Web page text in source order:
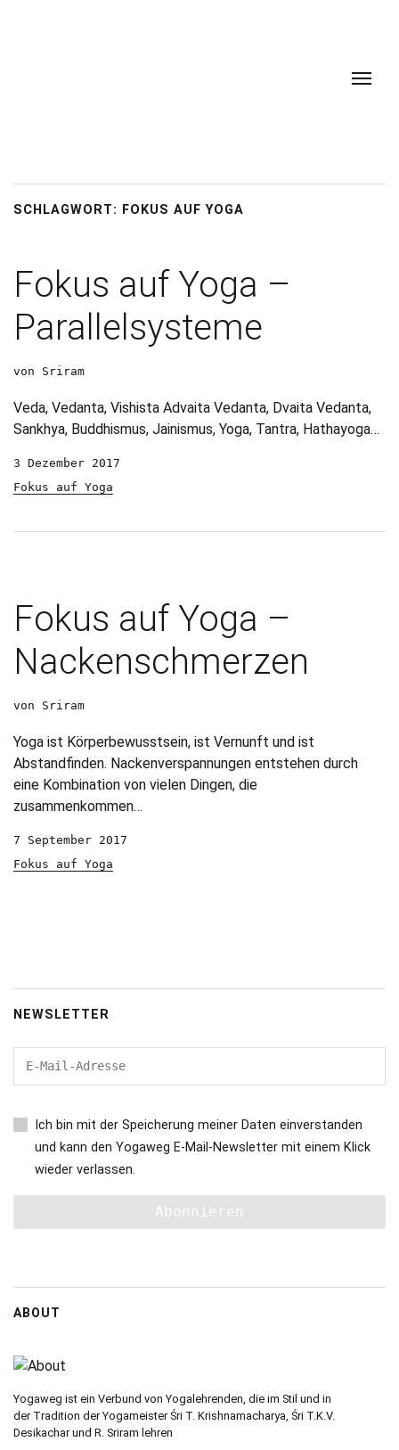
SCHLAGWORT: FOKUS AUF YOGA
Fokus auf Yoga –
Parallelsysteme
von Sriram
Veda, Vedanta, Vishista Advaita Vedanta, Dvaita Vedanta,
Sankhya, Buddhismus, Jainismus, Yoga, Tantra, Hathayoga…
3 Dezember 2017
Fokus auf Yoga
Fokus auf Yoga –
Nackenschmerzen
von Sriram
Yoga ist Körperbewusstsein, ist Vernunft und ist
Abstandfinden. Nackenverspannungen entstehen durch
eine Kombination von vielen Dingen, die
zusammenkommen…
7 September 2017
Fokus auf Yoga
NEWSLETTER
Ich bin mit der Speicherung meiner Daten einverstanden
und kann den Yogaweg E-Mail-Newsletter mit einem Klick
wieder verlassen.
ABOUT
Yogaweg ist ein Verbund von Yogalehrenden, die im Stil und in
der Tradition der Yogameister Śri T. Krishnamacharya, Śri T.K.V.
Desikachar und R. Sriram lehren